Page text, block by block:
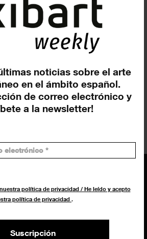
noticias sobre el arte
en el ámbito español.
de correo electrónico y
a la newsletter!
política de privacidad / He leído y acepto
política de privacidad .
Suscripción